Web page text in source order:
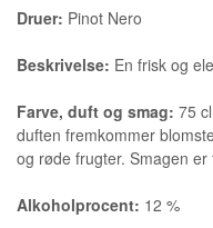
Druer: Pinot Nero
Beskrivelse: En frisk og
Farve, duft og smag: 75
duften fremkommer
og røde frugter. Smagen er
Alkoholprocent: 12 %